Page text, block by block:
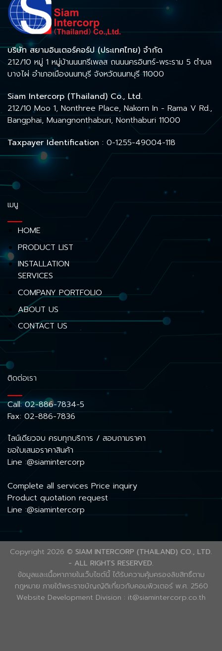
บริษัท สยามอินเตอร์คอร์ป (ประเทศไทย) จำกัด
212/10 หมู่ 1 หมู่บ้านนนทรีเพลส ถนนนครอินทร์-พระราม 5 ตำบล
บางไผ่ อำเภอเมืองนนทบุรี จังหวัดนนทบุรี 11000
Siam Intercorp (Thailand) Co., Ltd.
212/10 Moo 1, Nonthree Place, Nakorn In - Rama V Rd.,
Bangphai, Muangnonthaburi, Nonthaburi 11000
Taxpayer Identification : 0-1255-49004-118
เมนู
HOME
PRODUCT LIST
INSTALLATION
SERVICES
COMPANY PORTFOLIO
ABOUT US
CONTACT US
ติดต่อเรา
Call:02-886-7834-5
Fax: 02-886-7836
ไลน์เดียวจบ ครบทุกบริการ / สอบถามราคา
ขอใบเสนอราคาสินค้า
Line :@siamintercorp
Complete all services Price inquiry
Product quotation request
Line :@siamintercorp
Copyright 2026 © SIAM INTERCORP (THAILAND) CO., LTD.
- ALL RIGHTS RESERVED.
ข้อมูลและเนื้อหาภายในเว็บไซต์นี้ ได้รับความคุ้มครองลิขสิทธิ์ตาม
กฎหมาย ภายใต้พระราชบัญญัติเกี่ยวกับคอมพิวเตอร์ พ.ศ. 2560
Website Development Division : it@siamintercorp.co.th